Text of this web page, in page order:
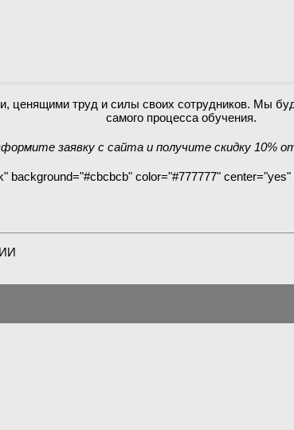
ценящими труд и силы своих сотрудников. Мы
самого процесса обучения.
заявку с сайта и получите скидку 10%
background="#cbcbcb" color="#777777"